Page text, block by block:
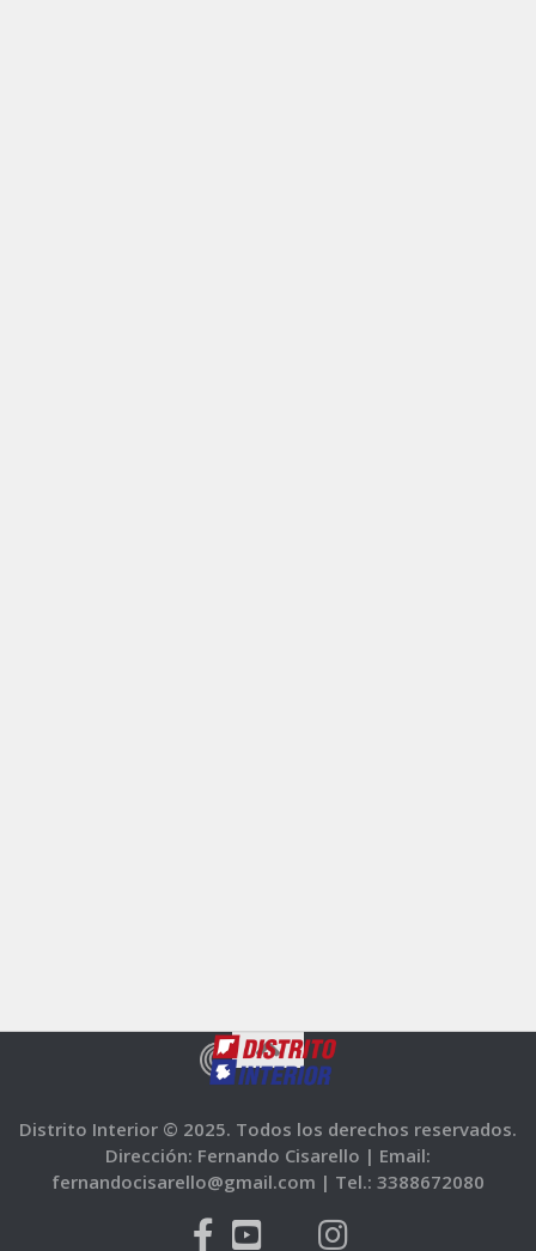
Distrito Interior © 2025. Todos los derechos reservados.
Dirección: Fernando Cisarello | Email:
fernandocisarello@gmail.com | Tel.: 3388672080